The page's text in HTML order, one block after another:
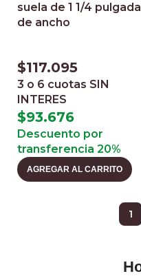
suela de 1 1/4
de ancho
$117.095
3 o 6 cuotas SIN
INTERES
$93.676
Descuento por
transferencia 20%
AGREGAR AL CARRITO
1